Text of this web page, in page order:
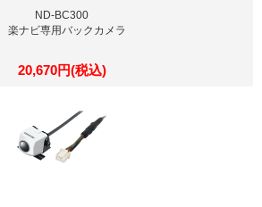
ND-BC300
楽ナビ専用バックカメラ
20,670円(税込)